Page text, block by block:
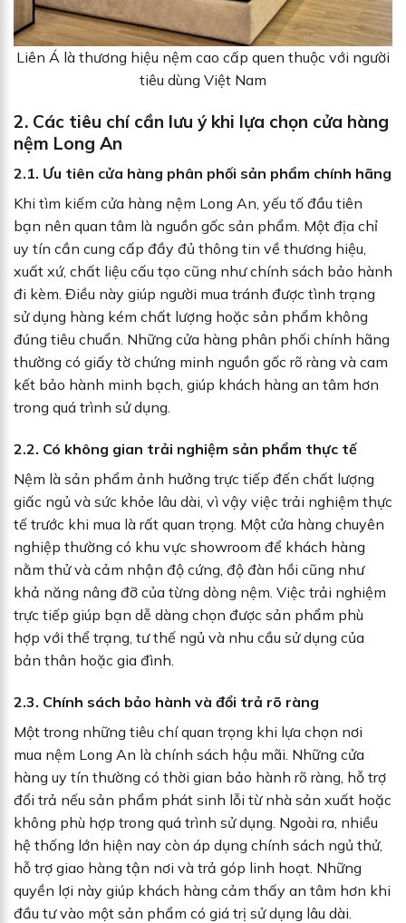
Liên Á là thương hiệu nệm cao cấp quen thuộc với người
tiêu dùng Việt Nam
2. Các tiêu chí cần lưu ý khi lựa chọn cửa hàng
nệm Long An
2.1. Ưu tiên cửa hàng phân phối sản phẩm chính hãng
Khi tìm kiếm cửa hàng nệm Long An, yếu tố đầu tiên
bạn nên quan tâm là nguồn gốc sản phẩm. Một địa chỉ
uy tín cần cung cấp đầy đủ thông tin về thương hiệu,
xuất xứ, chất liệu cấu tạo cũng như chính sách bảo hành
đi kèm. Điều này giúp người mua tránh được tình trạng
sử dụng hàng kém chất lượng hoặc sản phẩm không
đúng tiêu chuẩn. Những cửa hàng phân phối chính hãng
thường có giấy tờ chứng minh nguồn gốc rõ ràng và cam
kết bảo hành minh bạch, giúp khách hàng an tâm hơn
trong quá trình sử dụng.
2.2. Có không gian trải nghiệm sản phẩm thực tế
Nệm là sản phẩm ảnh hưởng trực tiếp đến chất lượng
giấc ngủ và sức khỏe lâu dài, vì vậy việc trải nghiệm thực
tế trước khi mua là rất quan trọng. Một cửa hàng chuyên
nghiệp thường có khu vực showroom để khách hàng
nằm thử và cảm nhận độ cứng, độ đàn hồi cũng như
khả năng nâng đỡ của từng dòng nệm. Việc trải nghiệm
trực tiếp giúp bạn dễ dàng chọn được sản phẩm phù
hợp với thể trạng, tư thế ngủ và nhu cầu sử dụng của
bản thân hoặc gia đình.
2.3. Chính sách bảo hành và đổi trả rõ ràng
Một trong những tiêu chí quan trọng khi lựa chọn nơi
mua nệm Long An là chính sách hậu mãi. Những cửa
hàng uy tín thường có thời gian bảo hành rõ ràng, hỗ trợ
đổi trả nếu sản phẩm phát sinh lỗi từ nhà sản xuất hoặc
không phù hợp trong quá trình sử dụng. Ngoài ra, nhiều
hệ thống lớn hiện nay còn áp dụng chính sách ngủ thử,
hỗ trợ giao hàng tận nơi và trả góp linh hoạt. Những
quyền lợi này giúp khách hàng cảm thấy an tâm hơn khi
đầu tư vào một sản phẩm có giá trị sử dụng lâu dài.